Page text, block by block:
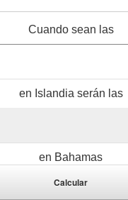
Cuando sean las
en Islandia serán las
en Bahamas